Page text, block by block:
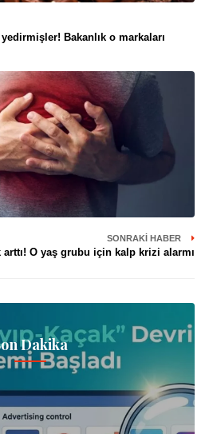
Bakanlık o markaları
SONRAKI HABER
O yaş grubu için kalp krizi alarmı
Dakika